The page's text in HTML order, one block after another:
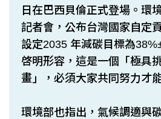
日在巴西貝倫正式登場。環
記者會，公布台灣國家自定
設定2035 年減碳目標為
啓明形容，這是一個「極具
畫」，必須大家共同努力才
環境部也指出，氣候調適與